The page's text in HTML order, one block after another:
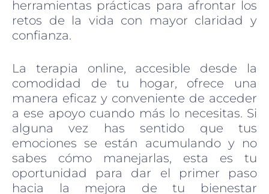
herramientas prácticas para afrontar los
retos de la vida con mayor claridad y
confianza.
La terapia online, accesible desde la
comodidad de tu hogar, ofrece una
manera eficaz y conveniente de acceder
a ese apoyo cuando más lo necesitas. Si
alguna vez has sentido que tus
emociones se están acumulando y no
sabes cómo manejarlas, esta es tu
oportunidad para dar el primer paso
hacia la mejora de tu bienestar